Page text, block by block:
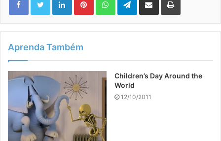
Aprenda Também
Children’s Day Around the
World
12/10/2011